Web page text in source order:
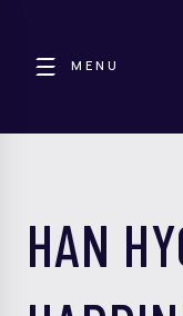
MENU
HAN